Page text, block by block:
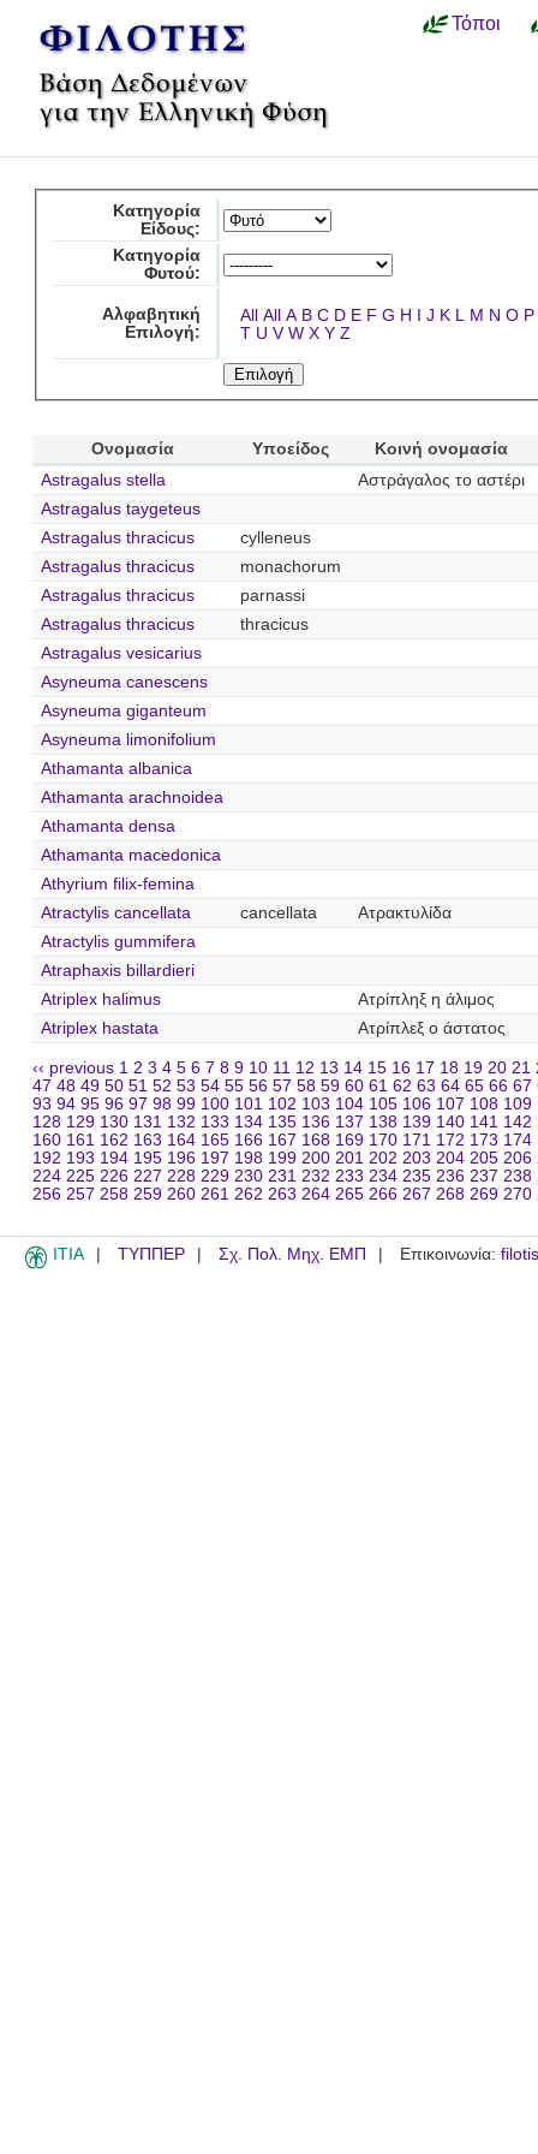
Τόποι
Κατηγορία
Είδους:
Κατηγορία
Φυτού:
Αλφαβητική
Επιλογή:
All All A B C D E F G H I J K L M N O P
T U V W X Y Z
Ονομασία Υποείδος
Κοινή ονομασία
Astragalus stella
Αστράγαλος το αστέρι
Astragalus taygeteus
Astragalus thracicus
cylleneus
Astragalus thracicus
monachorum
Astragalus thracicus
parnassi
Astragalus thracicus
thracicus
Astragalus vesicarius
Asyneuma canescens
Asyneuma giganteum
Asyneuma limonifolium
Athamanta albanica
Athamanta arachnoidea
Athamanta densa
Athamanta macedonica
Athyrium filix-femina
Atractylis cancellata
cancellata
Ατρακτυλίδα
Atractylis gummifera
Atraphaxis billardieri
Atriplex halimus
Ατρίπληξ η άλιμος
Atriplex hastata
Ατρίπλεξ ο άστατος
‹‹ previous 1 2 3 4 5 6 7 8 9 10 11 12 13 14 15 16 17 18 19 20 21
47 48 49 50 51 52 53 54 55 56 57 58 59 60 61 62 63 64 65 66 67
93 94 95 96 97 98 99 100 101 102 103 104 105 106 107 108 109
128 129 130 131 132 133 134 135 136 137 138 139 140 141 142
160 161 162 163 164 165 166 167 168 169 170 171 172 173 174
192 193 194 195 196 197 198 199 200 201 202 203 204 205 206
224 225 226 227 228 229 230 231 232 233 234 235 236 237 238
256 257 258 259 260 261 262 263 264 265 266 267 268 269 270
ITIA ΤΥΠΠΕΡ Σχ. Πολ. Μηχ. ΕΜΠ Επικοινωνία: